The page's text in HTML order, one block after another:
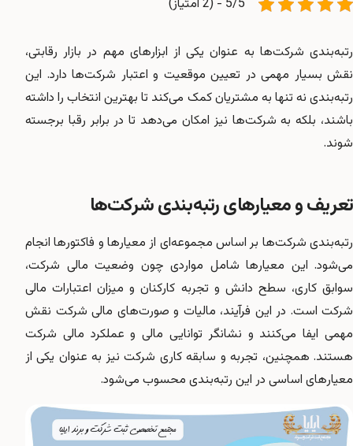
5/5 - (2 امتیاز)
رتبه‌بندی شرکت‌ها به عنوان یکی از ابزارهای مهم در بازار رقابتی،
نقش بسیار مهمی در تعیین موقعیت و اعتبار شرکت‌ها دارد. این
رتبه‌بندی نه تنها به مشتریان کمک می‌کند تا بهترین انتخاب را داشته
باشند، بلکه به شرکت‌ها نیز امکان می‌دهد تا در برابر رقبا برجسته
شوند.
تعریف و معیارهای رتبه‌بندی شرکت‌ها
رتبه‌بندی شرکت‌ها بر اساس مجموعه‌ای از معیارها و فاکتورها انجام
می‌شود. این معیارها شامل مواردی چون وضعیت مالی شرکت،
سوابق کاری، سطح دانش و تجربه کارکنان و میزان اعتبارات مالی
شرکت است. در این فرآیند، مالیات و صورت‌های مالی شرکت نقش
مهمی ایفا می‌کنند و نشانگر توانایی مالی و عملکرد مالی شرکت
هستند. همچنین، تجربه و سابقه کاری شرکت نیز به عنوان یکی از
معیارهای اساسی در این رتبه‌بندی محسوب می‌شود.